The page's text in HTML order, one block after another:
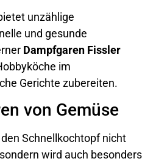
unzählige
und gesunde
Dampfgaren Fissler
im
Gerichte zubereiten.
von Gemüse
Schnellkochtopf nicht
wird auch besonders